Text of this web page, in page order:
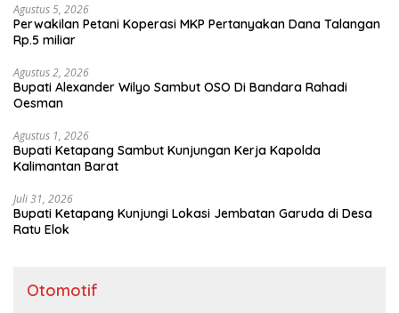
Agustus 5, 2026
Perwakilan Petani Koperasi MKP Pertanyakan Dana Talangan
Rp.5 miliar
Agustus 2, 2026
Bupati Alexander Wilyo Sambut OSO Di Bandara Rahadi
Oesman
Agustus 1, 2026
Bupati Ketapang Sambut Kunjungan Kerja Kapolda
Kalimantan Barat
Juli 31, 2026
Bupati Ketapang Kunjungi Lokasi Jembatan Garuda di Desa
Ratu Elok
Otomotif